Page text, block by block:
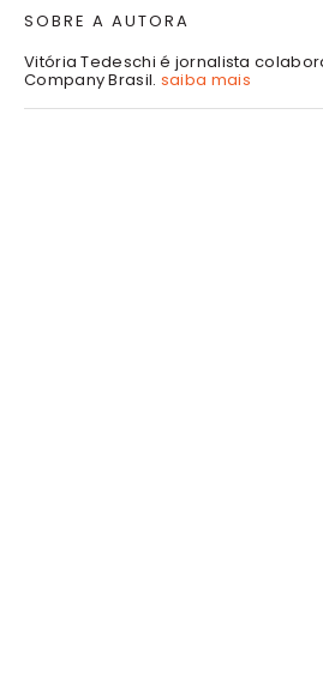
SOBRE A AUTORA
Vitória Tedeschi é jornalista
Company Brasil. saiba mais